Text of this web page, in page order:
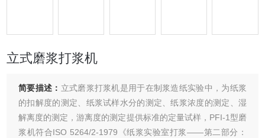
立式磨浆打浆机
简要描述： 立式磨浆打浆机是用于在制浆造纸实验中，为纸浆
的扣解度的测定、纸浆试样水分的测定、纸浆浓度的测定、湿
解离度的测定，游离度的测定提供标准的定量试样，PFI-1型磨
浆机符合ISO 5264/2-1979《纸浆实验室打浆——第二部分：